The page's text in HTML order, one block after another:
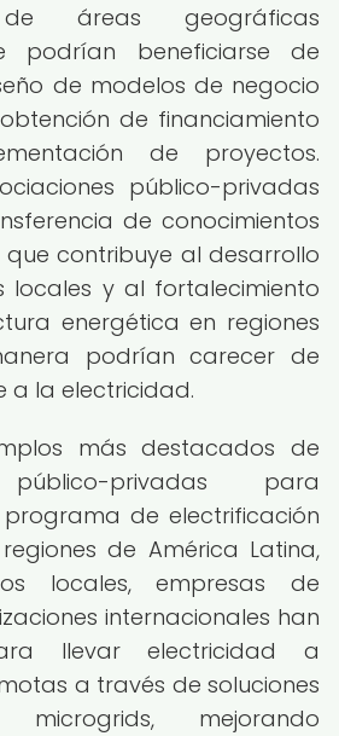
de áreas geográficas
podrían beneficiarse de
de modelos de negocio
de financiamiento
de proyectos.
público-privadas
de conocimientos
contribuye al desarrollo
locales y al fortalecimiento
energética en regiones
podrían carecer de
a la electricidad.
más destacados de
público-privadas para
de electrificación
de América Latina,
locales, empresas de
internacionales han
llevar electricidad a
a través de soluciones
mejorando